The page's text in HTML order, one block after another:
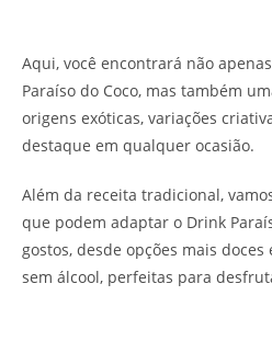
Aqui, você encontrará não
Paraíso do Coco, mas também
origens exóticas, variações
destaque em qualquer ocasião.
Além da receita tradicional,
que podem adaptar o Drink
gostos, desde opções mais doces
sem álcool, perfeitas para